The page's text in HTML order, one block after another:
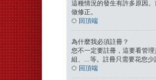
這種情況的發生有許多原因
做修正。
回頂端
為什麼我必須註冊？
您不一定要註冊，這要看管
組、...等。註冊只需要花您少
回頂端